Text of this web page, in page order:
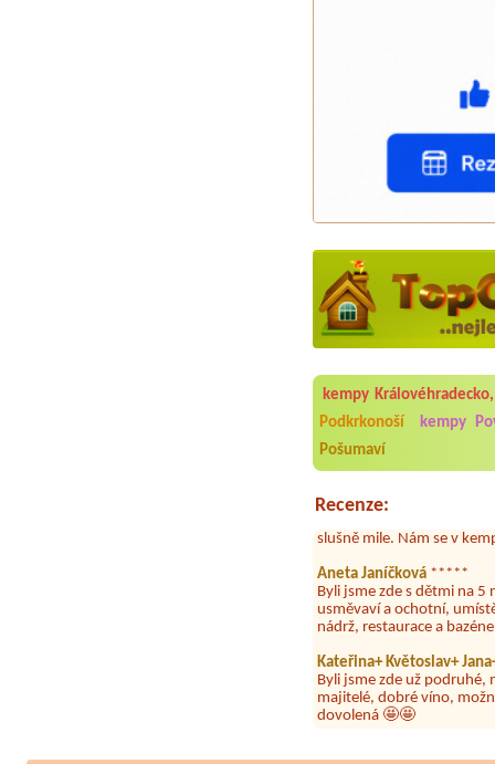
kempy
Podkrkonoší
kempy
Pošumaví
Recenze:
Aneta Melicharová***
utěrky, což při množství
velice zklamalo byl
jak na pouti- z každého
Jana*****
Chtěli jsme být týden,byli
slušně mile. Nám se v
Aneta Janíčková *****
Byli jsme zde s dětmi na
usměvaví a ochotní,
nádrž, restaurace a
Kateřina+ Květoslav+
Byli jsme zde už podruhé,
majitelé, dobré víno,
dovolená 🤩🤩
Parta***
dny tam nebylo ani mýdlo.